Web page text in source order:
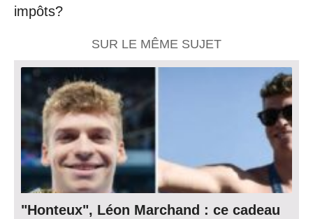
impôts?
SUR LE MÊME SUJET
"Honteux", Léon Marchand : ce cadeau